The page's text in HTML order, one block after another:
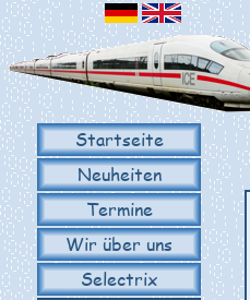
Startseite
Neuheiten
Termine
Wir über uns
Selectrix